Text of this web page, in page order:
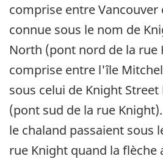
comprise entre
connue sous le nom de
North (pont nord de la rue
comprise entre l'île
sous celui de Knight
(pont sud de la rue
le chaland passaient sous
rue Knight quand la flèche